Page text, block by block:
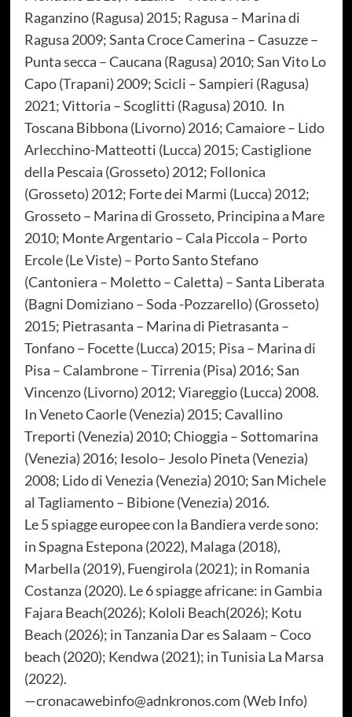
Raganzino (Ragusa) 2015; Ragusa – Marina di
Ragusa 2009; Santa Croce Camerina – Casuzze –
Punta secca – Caucana (Ragusa) 2010; San Vito Lo
Capo (Trapani) 2009; Scicli – Sampieri (Ragusa)
2021; Vittoria – Scoglitti (Ragusa) 2010. In
Toscana Bibbona (Livorno) 2016; Camaiore – Lido
Arlecchino-Matteotti (Lucca) 2015; Castiglione
della Pescaia (Grosseto) 2012; Follonica
(Grosseto) 2012; Forte dei Marmi (Lucca) 2012;
Grosseto – Marina di Grosseto, Principina a Mare
2010; Monte Argentario – Cala Piccola – Porto
Ercole (Le Viste) – Porto Santo Stefano
(Cantoniera – Moletto – Caletta) – Santa Liberata
(Bagni Domiziano – Soda -Pozzarello) (Grosseto)
2015; Pietrasanta – Marina di Pietrasanta –
Tonfano – Focette (Lucca) 2015; Pisa – Marina di
Pisa – Calambrone – Tirrenia (Pisa) 2016; San
Vincenzo (Livorno) 2012; Viareggio (Lucca) 2008.
In Veneto Caorle (Venezia) 2015; Cavallino
Treporti (Venezia) 2010; Chioggia – Sottomarina
(Venezia) 2016; Iesolo– Jesolo Pineta (Venezia)
2008; Lido di Venezia (Venezia) 2010; San Michele
al Tagliamento – Bibione (Venezia) 2016.
Le 5 spiagge europee con la Bandiera verde sono:
in Spagna Estepona (2022), Malaga (2018),
Marbella (2019), Fuengirola (2021); in Romania
Costanza (2020). Le 6 spiagge africane: in Gambia
Fajara Beach(2026); Kololi Beach(2026); Kotu
Beach (2026); in Tanzania Dar es Salaam – Coco
beach (2020); Kendwa (2021); in Tunisia La Marsa
(2022).
—cronacawebinfo@adnkronos.com (Web Info)